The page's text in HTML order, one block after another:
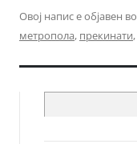
Овој напис е објавен во
метропола, прекинати,
за: